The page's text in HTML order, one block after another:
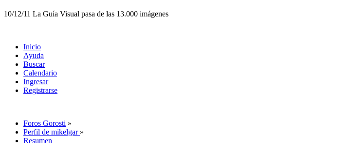
10/12/11 La Guía Visual pasa de las 13.000 imágenes
Inicio
Ayuda
Buscar
Calendario
Ingresar
Registrarse
Foros Gorosti »
Perfil de mikelgar »
Resumen